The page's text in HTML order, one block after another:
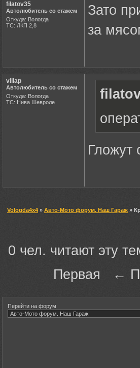
filatov35
Автолюбитель со стажем
Откуда: Вологда
ТС: ЛКП 2,8
Зато
за
villap
Автолюбитель со стажем
Откуда: Вологда
ТС: Нива Шевроле
Гложут
Vologda4x4 » Авто-Мото форум. Наш Гараж »
0 чел. читают эту
Первая ←
Перейти на форум